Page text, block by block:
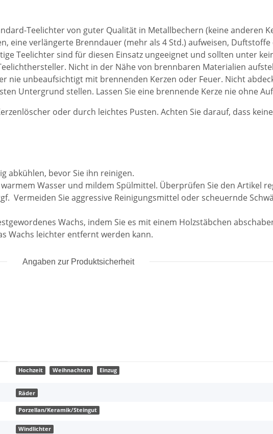
Teelichter von guter Qualität in Metallbechern (keine anderen
eine verlängerte Brenndauer (mehr als 4 Std.) aufweisen,
Teelichter sind für diesen Einsatz ungeeignet und sollten unter
Nicht in der Nähe von brennbaren Materialien
nie unbeaufsichtigt mit brennenden Kerzen oder Feuer. Nicht
Untergrund stellen. Lassen Sie eine brennende Kerze nie ohne
oder durch leichtes Pusten. Achten Sie darauf, dass
abkühlen, bevor Sie ihn reinigen.
Wasser und mildem Spülmittel. Überprüfen Sie den Artikel
Vermeiden Sie aggressive Reinigungsmittel oder scheuernde
Wachs, indem Sie es mit einem Holzstäbchen
Wachs leichter entfernt werden kann.
Angaben zur Produktsicherheit
Hochzeit Weihnachten Einzug
Räder
Porzellan/Keramik/Steingut
Windlichter